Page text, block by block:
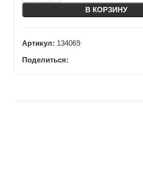
В КОРЗИНУ
Артикул: 134069
Поделиться: